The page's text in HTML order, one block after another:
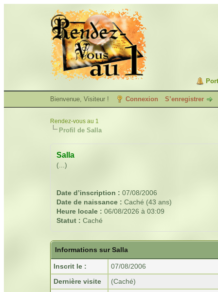
Bienvenue, Visiteur ! Connexion S’enregistrer
Rendez-vous au 1
Profil de Salla
Salla
(...)
Date d’inscription : 07/08/2006
Date de naissance : Caché (43 ans)
Heure locale : 06/08/2026 à 03:09
Statut : Caché
Informations sur Salla
Inscrit le :
07/08/2006
Dernière visite
(Caché)